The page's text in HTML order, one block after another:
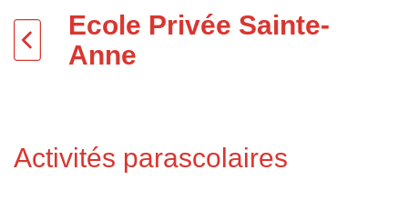
Ecole Privée Sainte-
Anne
Activités parascolaires